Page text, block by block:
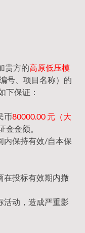
贵方的高原低压模
号、项目名称）的
下保证：
币80000.00 元（大
金金额。
内保持有效/自本保
在投标有效期内撤
活动，造成严重影